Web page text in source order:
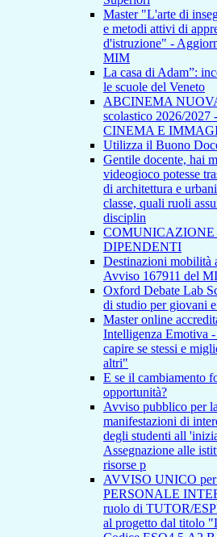
Master "L'arte di
e metodi attivi di
d'istruzione" -
MIM
La casa di Adam”:
le scuole del Veneto
ABCINEMA
scolastico 2026/
CINEMA E
Utilizza il Buono
Gentile docente, hai
videogioco potesse
di architettura e
classe, quali ruoli
disciplin
COMUNICAZIONE
DIPENDENTI
Destinazioni mobilità
Avviso 167911 del
Oxford Debate Lab
di studio per giovani
Master online
Intelligenza Emotiva
capire se stessi e
altri"
E se il cambiamento
opportunità?
Avviso pubblico per
manifestazioni di
degli studenti all
Assegnazione alle
risorse p
AVVISO UNICO
PERSONALE
ruolo di TUTOR/
al progetto dal titolo